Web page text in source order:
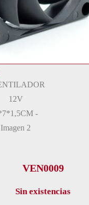
VEN0009
Sin existencias